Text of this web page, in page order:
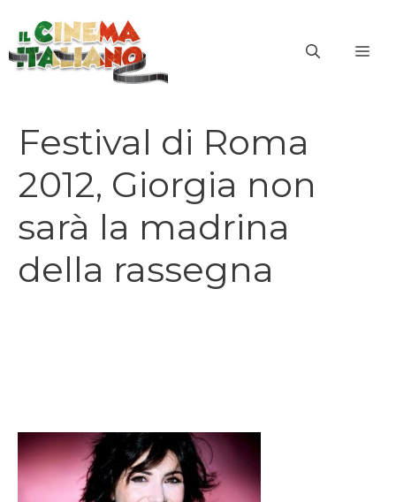
contenuto
Festival di Roma
2012, Giorgia non
sarà la madrina
della rassegna